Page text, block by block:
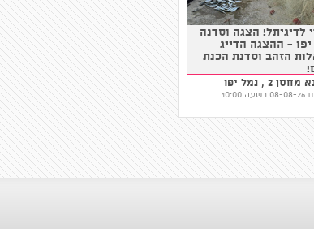
פיניק - להציל את המפלצות -
הקרנת טרום בכורה
מרכז תרבות אניס ביפו, תל
אביב-יפו
יום שישי 07-08-26 בשעה 11:00
לדיגיתל! הצגה וסדנה
- ההצגה הדייג
הזהב וסדנת הכנת
2 , נמל יפו